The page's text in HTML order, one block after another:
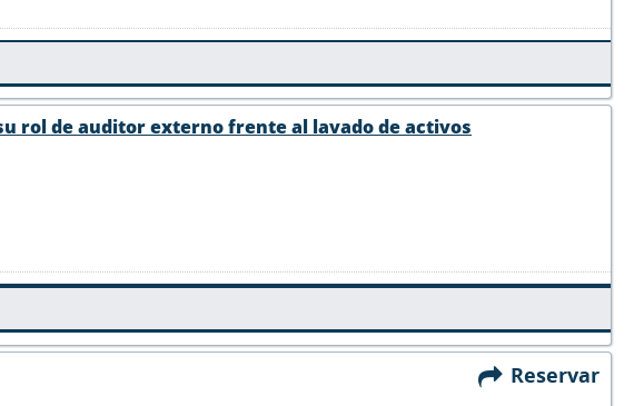
rol de auditor externo frente al lavado de activos
Reservar